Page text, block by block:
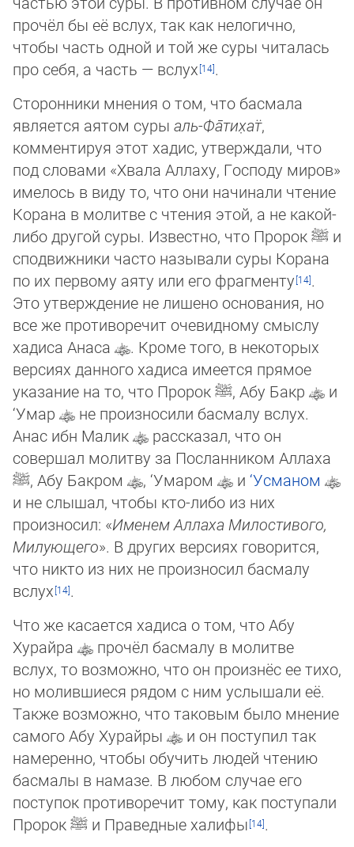
прочёл бы её вслух, так как нелогично,
чтобы часть одной и той же суры читалась
про себя, а часть — вслух
.
Сторонники мнения о том, что басмала
является аятом суры аль-Фа̄­ти­х̣ат̈,
комментируя этот хадис, утверждали, что
под словами «Хвала Аллаху, Господу миров»
имелось в виду то, что они начинали чтение
Корана в молитве с чтения этой, а не какой-
либо другой суры. Известно, что Пророкﷺ и
сподвижники часто называли суры Корана
по их первому аяту или его фрагменту
.
Это утверждение не лишено основания, но
все же противоречит очевидному смыслу
хадиса Анаса
. Кроме того, в некоторых
версиях данного хадиса имеется прямое
указание на то, что Пророкﷺ, Абу Бакр
и
‘Умар
не про­из­но­сили басмалу вслух.
Анас ибн Малик
рассказал, что он
совершал молитву за Посланником Аллаха
ﷺ, Абу Бак­ром , ‘Ума­ром и ‘Усманом
и не слышал, чтобы кто-либо из них
произносил: «Именем Аллаха Милостивого,
Милующе­го». В дру­гих версиях говорится,
что никто из них не произносил басмалу
вслух
.
Что же касается хадиса о том, что Абу
Хурайра
прочёл басмалу в молитве
вслух, то возможно, что он произнёс ее тихо,
но молившиеся рядом с ним услышали её.
Также возможно, что таковым было мнение
самого Абу Хурайры
и он поступил так
намеренно, чтобы обучить людей чтению
басмалы в намазе. В любом случае его
поступок противоречит тому, как пос­ту­па­ли
Пророкﷺ и Праведные халифы
.